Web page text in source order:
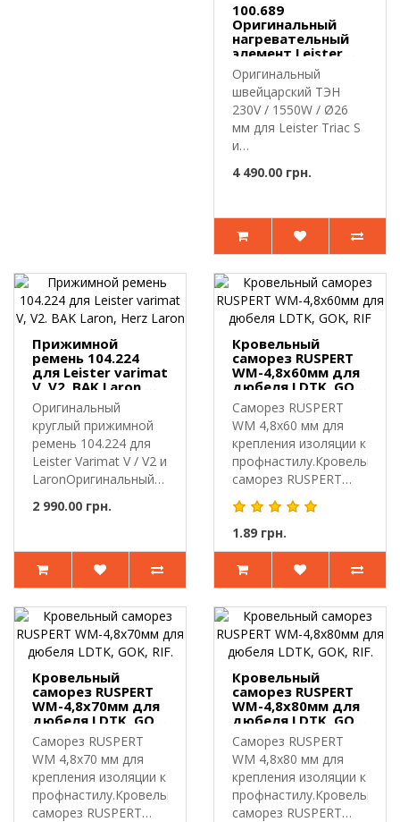
100.689
Оригинальный
нагревательный
элемент Leister
Type 33 230V /
1550W / для
Leister Triac S
Оригинальный
швейцарский ТЭН
230V / 1550W / Ø26
мм для Leister Triac S
и
заводс..
4 490.00 грн.
Прижимной
ремень 104.224
для Leister varimat
V, V2. BAK Laron,
Herz Laron
Оригинальный
круглый прижимной
ремень 104.224 для
Leister Varimat V / V2 и
LaronОригинальный
2 990.00 грн.
Кровельный
саморез RUSPERT
WM-4,8х60мм для
дюбеля LDTK, GOK,
RIF
Саморез RUSPERT
WM 4,8х60 мм для
крепления изоляции к
профнастилу.Кровельный
саморез RUSPERT
WM-4,8х..
1.89 грн.
Кровельный
саморез RUSPERT
WM-4,8х70мм для
дюбеля LDTK, GOK,
RIF.
Саморез RUSPERT
WM 4,8х70 мм для
крепления изоляции к
профнастилу.Кровельный
саморез RUSPERT
Кровельный
саморез RUSPERT
WM-4,8х80мм для
дюбеля LDTK, GOK,
RIF.
Саморез RUSPERT
WM 4,8х80 мм для
крепления изоляции к
профнастилу.Кровельный
саморез RUSPERT